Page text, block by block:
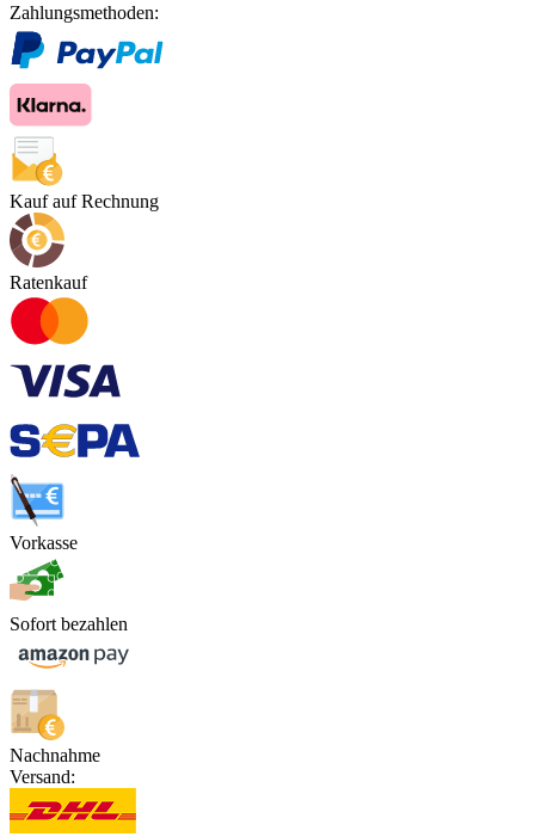
Zahlungsmethoden:
Kauf auf Rechnung
Ratenkauf
Vorkasse
Sofort bezahlen
Nachnahme
Versand: